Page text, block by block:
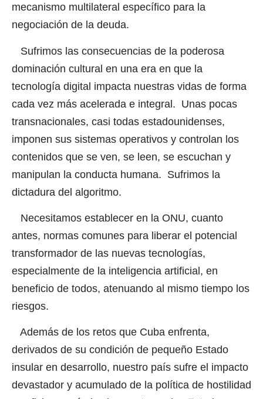
mecanismo multilateral específico para la
negociación de la deuda.
Sufrimos las consecuencias de la poderosa
dominación cultural en una era en que la
tecnología digital impacta nuestras vidas de forma
cada vez más acelerada e integral. Unas pocas
transnacionales, casi todas estadounidenses,
imponen sus sistemas operativos y controlan los
contenidos que se ven, se leen, se escuchan y
manipulan la conducta humana. Sufrimos la
dictadura del algoritmo.
Necesitamos establecer en la ONU, cuanto
antes, normas comunes para liberar el potencial
transformador de las nuevas tecnologías,
especialmente de la inteligencia artificial, en
beneficio de todos, atenuando al mismo tiempo los
riesgos.
Además de los retos que Cuba enfrenta,
derivados de su condición de pequeño Estado
insular en desarrollo, nuestro país sufre el impacto
devastador y acumulado de la política de hostilidad